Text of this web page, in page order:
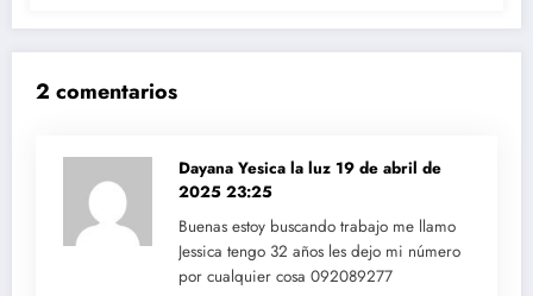
2 comentarios
Dayana Yesica la luz 19 de abril de
2025 23:25
Buenas estoy buscando trabajo me llamo
Jessica tengo 32 años les dejo mi número
por cualquier cosa 092089277